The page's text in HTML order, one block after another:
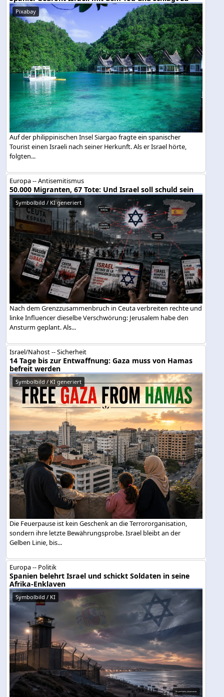
Pixabay
Auf der philippinischen Insel Siargao fragte ein spanischer
Tourist einen Israeli nach seiner Herkunft. Als er Israel hörte,
folgten...
Europa -- Antisemitismus
50.000 Migranten, 67 Tote: Und Israel soll schuld sein
Symbolbild / KI generiert
Nach dem Grenzzusammenbruch in Ceuta verbreiten rechte und
linke Influencer dieselbe Verschwörung: Jerusalem habe den
Ansturm geplant. Als...
Israel/Nahost -- Sicherheit
14 Tage bis zur Entwaffnung: Gaza muss von Hamas
befreit werden
Symbolbild / KI generiert
Die Feuerpause ist kein Geschenk an die Terrororganisation,
sondern ihre letzte Bewährungsprobe. Israel bleibt an der
Gelben Linie, bis...
Europa -- Politik
Spanien belehrt Israel und schickt Soldaten in seine
Afrika-Enklaven
Symbolbild / KI